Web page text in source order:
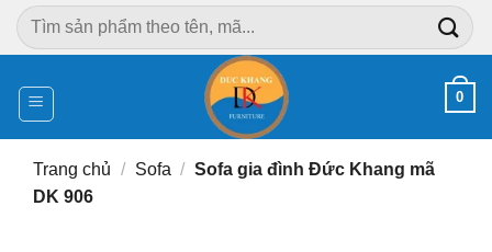
Chuyển
đến
dung
Tìm
kiếm:
0
Trang chủ / Sofa / Sofa gia đình Đức Khang mã
DK 906